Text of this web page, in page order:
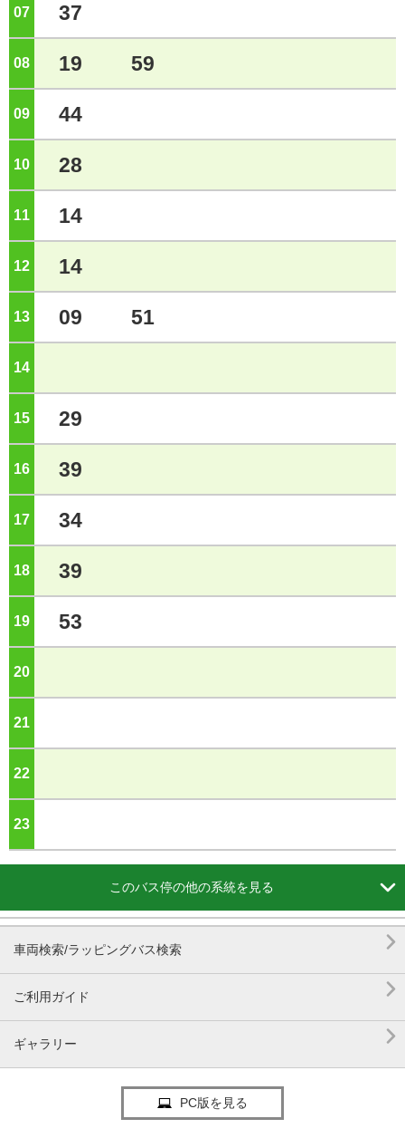
07 37
08 19 59
09 44
10 28
11 14
12 14
13 09 51
14
15 29
16 39
17 34
18 39
19 53
20
21
22
23
このバス停の他の系統を見る 
車両検索/ラッピングバス検索 
ご利用ガイド 
ギャラリー 
PC版を見る